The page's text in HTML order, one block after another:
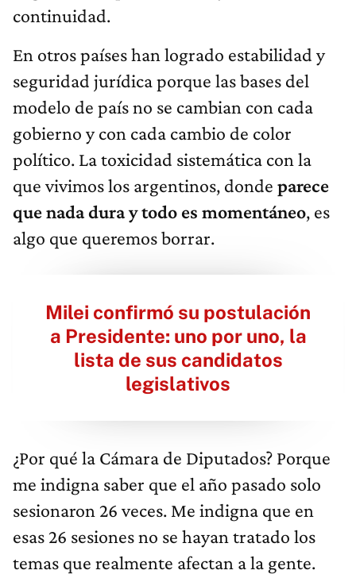
continuidad.
En otros países han logrado estabilidad y
seguridad jurídica porque las bases del
modelo de país no se cambian con cada
gobierno y con cada cambio de color
político. La toxicidad sistemática con la
que vivimos los argentinos, donde parece
que nada dura y todo es momentáneo, es
algo que queremos borrar.
Milei confirmó su postulación
a Presidente: uno por uno, la
lista de sus candidatos
legislativos
¿Por qué la Cámara de Diputados? Porque
me indigna saber que el año pasado solo
sesionaron 26 veces. Me indigna que en
esas 26 sesiones no se hayan tratado los
temas que realmente afectan a la gente.